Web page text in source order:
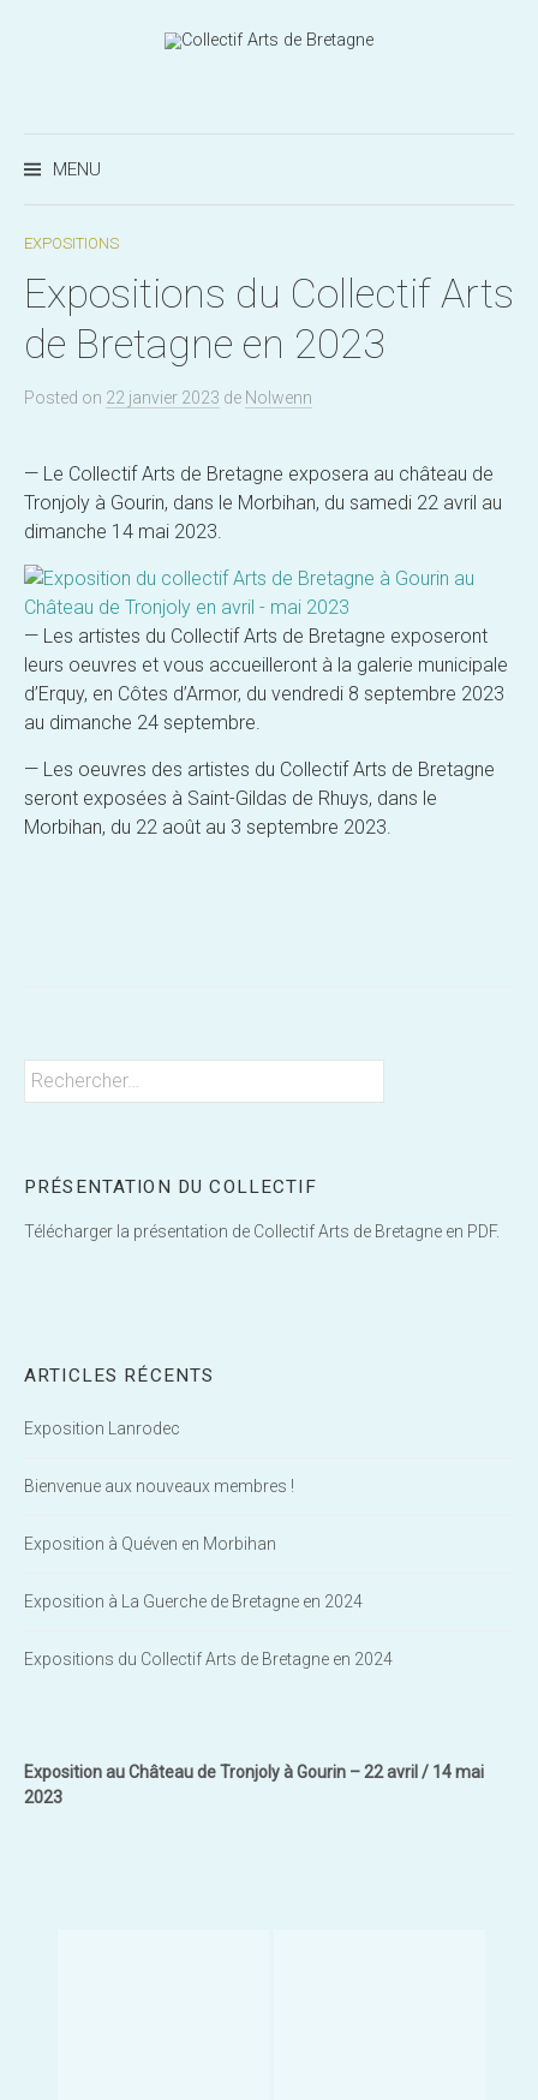
MENU
EXPOSITIONS
Expositions du Collectif Arts
de Bretagne en 2023
Posted on 22 janvier 2023 de Nolwenn
— Le Collectif Arts de Bretagne exposera au château de
Tronjoly à Gourin, dans le Morbihan, du samedi 22 avril au
dimanche 14 mai 2023.
— Les artistes du Collectif Arts de Bretagne exposeront
leurs oeuvres et vous accueilleront à la galerie municipale
d’Erquy, en Côtes d’Armor, du vendredi 8 septembre 2023
au dimanche 24 septembre.
— Les oeuvres des artistes du Collectif Arts de Bretagne
seront exposées à Saint-Gildas de Rhuys, dans le
Morbihan, du 22 août au 3 septembre 2023.
Rechercher :
PRÉSENTATION DU COLLECTIF
Télécharger la présentation de Collectif Arts de Bretagne en PDF.
ARTICLES RÉCENTS
Exposition Lanrodec
Bienvenue aux nouveaux membres !
Exposition à Quéven en Morbihan
Exposition à La Guerche de Bretagne en 2024
Expositions du Collectif Arts de Bretagne en 2024
Exposition au Château de Tronjoly à Gourin – 22 avril / 14 mai
2023